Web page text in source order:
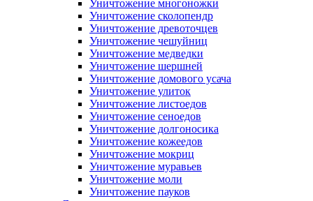
Уничтожение многоножки
Уничтожение сколопендр
Уничтожение древоточцев
Уничтожение чешуйниц
Уничтожение медведки
Уничтожение шершней
Уничтожение домового усача
Уничтожение улиток
Уничтожение листоедов
Уничтожение сеноедов
Уничтожение долгоносика
Уничтожение кожеедов
Уничтожение мокриц
Уничтожение муравьев
Уничтожение моли
Уничтожение пауков